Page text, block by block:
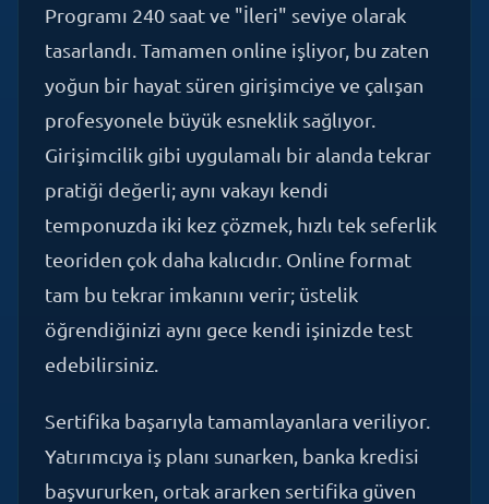
tasarlandı. Tamamen online işliyor, bu zaten
yoğun bir hayat süren girişimciye ve çalışan
profesyonele büyük esneklik sağlıyor.
Girişimcilik gibi uygulamalı bir alanda tekrar
pratiği değerli; aynı vakayı kendi
temponuzda iki kez çözmek, hızlı tek seferlik
teoriden çok daha kalıcıdır. Online format
tam bu tekrar imkanını verir; üstelik
öğrendiğinizi aynı gece kendi işinizde test
edebilirsiniz.
Sertifika başarıyla tamamlayanlara veriliyor.
Yatırımcıya iş planı sunarken, banka kredisi
başvururken, ortak ararken sertifika güven
katmanı oluşturur. Üstelik öğrenme süreci